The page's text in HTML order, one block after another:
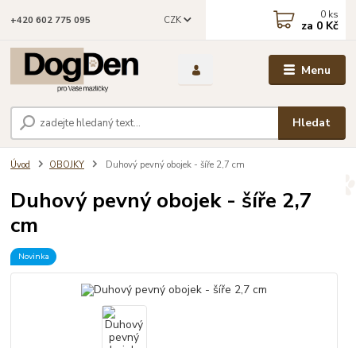
Menu
CZK
Hledat
+420 602 775 095 0 ks
za 0 Kč
Úvod OBOJKY Duhový pevný obojek - šíře 2,7 cm
Duhový pevný obojek - šíře 2,7
cm
Novinka